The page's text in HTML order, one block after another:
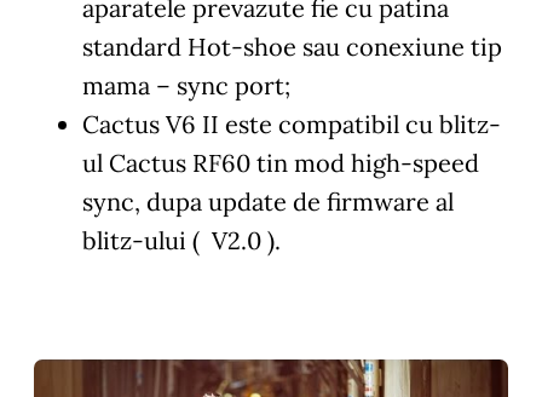
aparatele prevazute fie cu patina
standard Hot-shoe sau conexiune tip
mama – sync port;
Cactus V6 II este compatibil cu blitz-
ul Cactus RF60 tin mod high-speed
sync, dupa update de firmware al
blitz-ului ( V2.0 ).